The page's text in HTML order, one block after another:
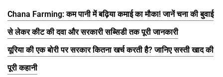
Chana Farming: कम पानी में बढ़िया कमाई का मौका! जानें चना की बुवाई
से लेकर कीट की दवा और सरकारी सब्सिडी तक पूरी जानकारी
यूरिया की एक बोरी पर सरकार कितना खर्च करती है? जानिए सस्ती खाद की
पूरी कहानी